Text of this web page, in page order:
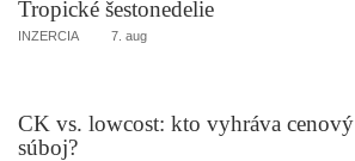
Tropické šestonedelie
INZERCIA 7. aug
CK vs. lowcost: kto vyhráva cenový
súboj?